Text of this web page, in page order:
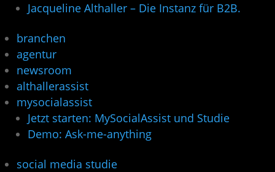
Jacqueline Althaller – Die Instanz für B2B.
branchen
agentur
newsroom
althallerassist
mysocialassist
Jetzt starten: MySocialAssist und Studie
Demo: Ask-me-anything
social media studie